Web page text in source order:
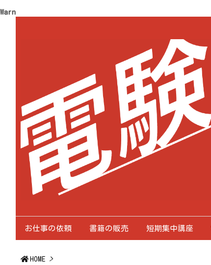
Warning
お仕事の依頼 書籍の販売 短期集中講座
HOME >